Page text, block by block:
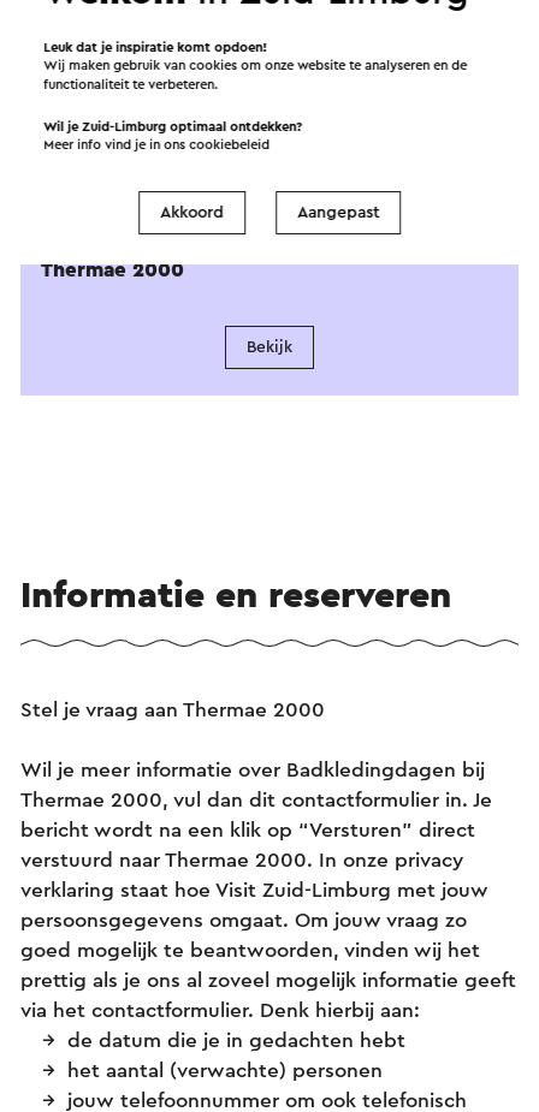
Aangeboden
Thermae 2000
Bekijk
Informatie en reserveren
Stel je vraag aan Thermae 2000
Wil je meer informatie over Badkledingdagen bij
Thermae 2000, vul dan dit contactformulier in. Je
bericht wordt na een klik op “Versturen” direct
verstuurd naar Thermae 2000. In onze privacy
verklaring staat hoe Visit Zuid-Limburg met jouw
persoonsgegevens omgaat. Om jouw vraag zo
goed mogelijk te beantwoorden, vinden wij het
prettig als je ons al zoveel mogelijk informatie geeft
via het contactformulier. Denk hierbij aan:
de datum die je in gedachten hebt
het aantal (verwachte) personen
jouw telefoonnummer om ook telefonisch
Leuk dat je inspiratie komt opdoen!
Wij maken gebruik van cookies om onze website te analyseren en de
functionaliteit te verbeteren.
Wil je Zuid-Limburg optimaal ontdekken?
Meer info vind je in onscookiebeleid
Akkoord Aangepast